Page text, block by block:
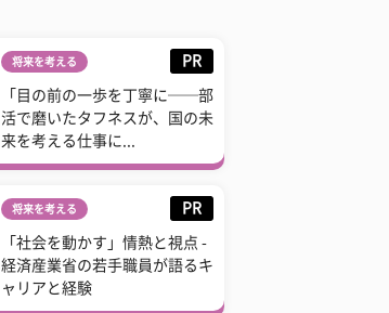
将来を考える PR
「目の前の一歩を丁寧に──部
活で磨いたタフネスが、国の未
来を考える仕事に...
将来を考える PR
「社会を動かす」情熱と視点 -
経済産業省の若手職員が語るキ
ャリアと経験